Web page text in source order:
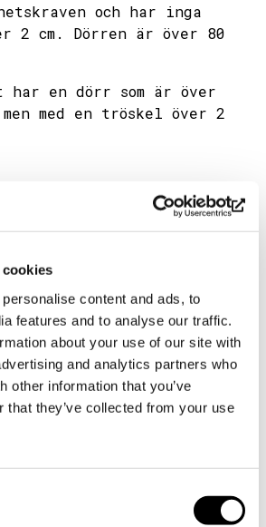
content and ads, to
features and to analyse our traffic.
about your use of our site with
and analytics partners who
other information that you’ve
that they’ve collected from your use
och har inga
2 cm. Dörren är över 80
har en dörr som är över
med en tröskel över 2
Mossjättarnafinns
Söderlångvik
(se nr 15 påKartan
gård), nära
finns en tillgänglig
som uppfyller
3,6 m, längd 5 m).
är markerad med en
MUSEET